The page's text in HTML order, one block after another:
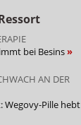
bei Besins
AN DER
Wegovy-Pille hebt